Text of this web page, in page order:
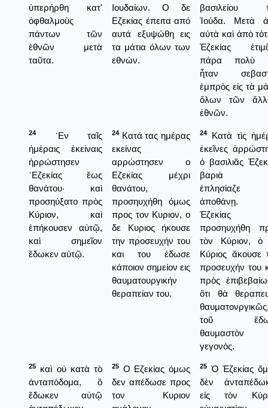
ὑπερήρθη κατ'
ὀφθαλμοὺς
πάντων τῶν
ἐθνῶν μετὰ
ταῦτα.
Ιουδαίων. Ο δε
Εζεκίας έπειτα από
αυτά εξυψώθη εις
τα μάτια όλων των
εθνών.
βασιλείου
Ἰούδα. Μετὰ
αὐτὰ καὶ ἀπὸ
Ἐζεκίας
πάρα πολὺ
ἦταν
ἐμπρὸς εἰς τὰ
ὅλων τῶν
ἐθνῶν.
24
᾿Εν ταῖς
ἡμέραις ἐκείναις
ἠρρώστησεν
᾿Εζεκίας ἕως
θανάτου· καὶ
προσηύξατο πρὸς
Κύριον, καὶ
ἐπήκουσεν αὐτῷ,
καὶ σημεῖον
ἔδωκεν αὐτῷ.
24 Κατά τας ημέρας
εκείνας
αρρώστησεν ο
Εζεκίας μέχρι
θανάτου,
προσηυχήθη όμως
προς τον Κυριον, ο
δε Κυριος ήκουσε
την προσευχήν του
και του έδωσε
κάποιον σημείον εις
θαυματουργικήν
θεραπείαν του.
24
Κατὰ τὶς
ἐκεῖνες
ὁ βασιλιᾶς
βαριὰ
ἐπλησίαζε
ἀποθάνῃ.
Ἐζεκίας
προσηυχήθη
τὸν Κύριον, ὁ
Κύριος ἄκουσε
προσευχήν του
πρὸς
ὅτι θὰ
τοῦ
θαυμαστὸν
γεγονός.
25
καὶ οὐ κατὰ τὸ
ἀνταπόδομα, ὃ
ἔδωκεν αὐτῷ
25 Ο Εζεκίας όμως
δεν απέδωσε προς
τον Κυριον
25 Ὁ Ἐζεκίας
δὲν
εἰς τὸν